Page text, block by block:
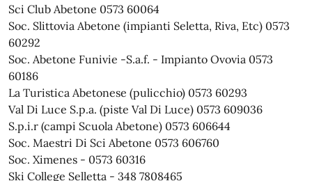
Sci Club Abetone 0573 60064
Soc. Slittovia Abetone (impianti Seletta, Riva, Etc) 0573
60292
Soc. Abetone Funivie -S.a.f. - Impianto Ovovia 0573
60186
La Turistica Abetonese (pulicchio) 0573 60293
Val Di Luce S.p.a. (piste Val Di Luce) 0573 609036
S.p.i.r (campi Scuola Abetone) 0573 606644
Soc. Maestri Di Sci Abetone 0573 606760
Soc. Ximenes - 0573 60316
Ski College Selletta - 348 7808465